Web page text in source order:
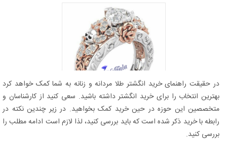
در حقیقت راهنمای خرید انگشتر طلا مردانه و زنانه به شما کمک خواهد کرد
بهترین انتخاب را برای خرید انگشتر داشته باشید. سعی کنید از کارشناسان و
متخصصین این حوزه در حین خرید کمک بخواهید. در زیر چندین نکته در
رابطه با خرید ذکر شده است که باید بررسی کنید، لذا لازم است ادامه مطلب را
بررسی کنید.